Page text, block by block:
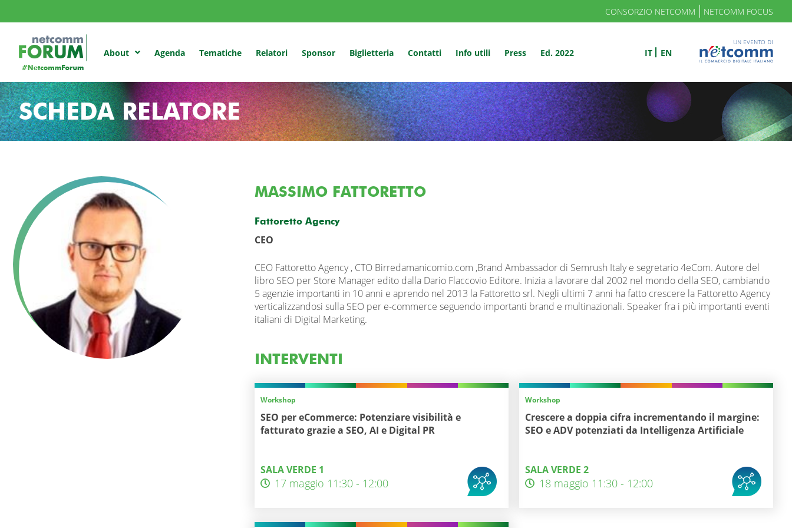
CONSORZIO NETCOMM NETCOMM FOCUS
About Agenda Tematiche Relatori Sponsor Biglietteria Contatti Info utili Press Ed. 2022 IT EN
UN EVENTO DI
SCHEDA RELATORE
MASSIMO FATTORETTO
Fattoretto Agency
CEO
CEO Fattoretto Agency , CTO Birredamanicomio.com ,Brand Ambassador di Semrush Italy e segretario 4eCom. Autore del
libro SEO per Store Manager edito dalla Dario Flaccovio Editore. Inizia a lavorare dal 2002 nel mondo della SEO, cambiando
5 agenzie importanti in 10 anni e aprendo nel 2013 la Fattoretto srl. Negli ultimi 7 anni ha fatto crescere la Fattoretto Agency
verticalizzandosi sulla SEO per e-commerce seguendo importanti brand e multinazionali. Speaker fra i più importanti eventi
italiani di Digital Marketing.
INTERVENTI
Workshop
SEO per eCommerce: Potenziare visibilità e
fatturato grazie a SEO, AI e Digital PR
SALA VERDE 1
17 maggio 11:30 - 12:00
Workshop
Crescere a doppia cifra incrementando il margine:
SEO e ADV potenziati da Intelligenza Artificiale
SALA VERDE 2
18 maggio 11:30 - 12:00